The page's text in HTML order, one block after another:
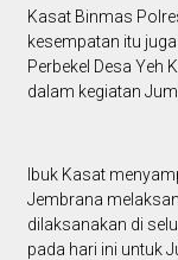
Kasat Binmas
kesempatan itu
Perbekel Desa Yeh
dalam kegiatan
Ibuk Kasat
Jembrana
dilaksanakan di
pada hari ini untuk